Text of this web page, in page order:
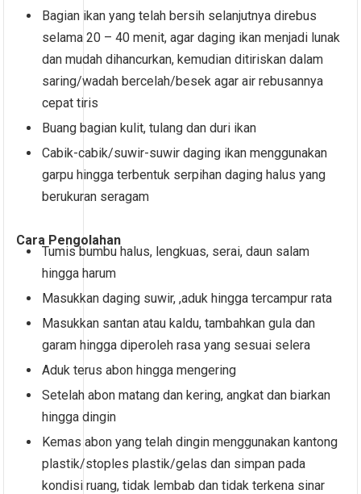
Bagian ikan yang telah bersih selanjutnya direbus
selama 20 – 40 menit, agar daging ikan menjadi lunak
dan mudah dihancurkan, kemudian ditiriskan dalam
saring/wadah bercelah/besek agar air rebusannya
cepat tiris
Buang bagian kulit, tulang dan duri ikan
Cabik-cabik/suwir-suwir daging ikan menggunakan
garpu hingga terbentuk serpihan daging halus yang
berukuran seragam
Cara Pengolahan
Tumis bumbu halus, lengkuas, serai, daun salam
hingga harum
Masukkan daging suwir, ,aduk hingga tercampur rata
Masukkan santan atau kaldu, tambahkan gula dan
garam hingga diperoleh rasa yang sesuai selera
Aduk terus abon hingga mengering
Setelah abon matang dan kering, angkat dan biarkan
hingga dingin
Kemas abon yang telah dingin menggunakan kantong
plastik/stoples plastik/gelas dan simpan pada
kondisi ruang, tidak lembab dan tidak terkena sinar